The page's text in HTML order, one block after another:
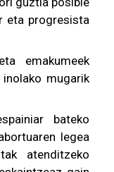
eta progresista
emakumeek
mugarik
bateko
legea
atenditzeko